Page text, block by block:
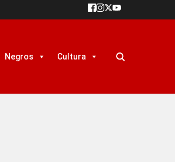
Negros Cultura